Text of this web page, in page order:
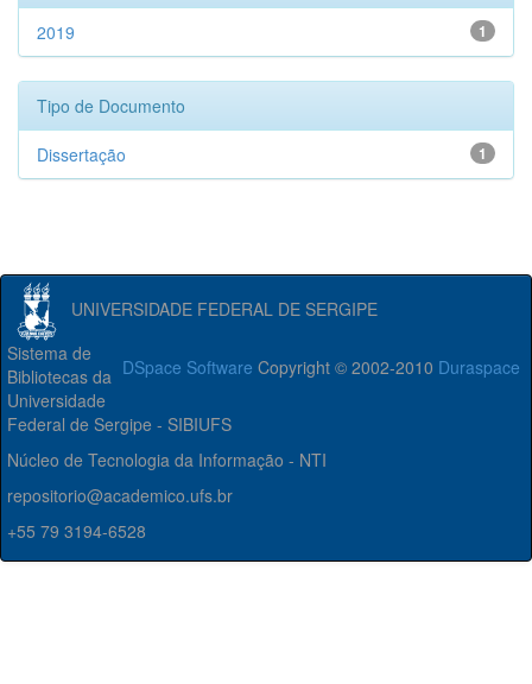
1
2019
Tipo de Documento
1
Dissertação
UNIVERSIDADE FEDERAL DE SERGIPE
DSpace Software Copyright © 2002-2010 Duraspace
Sistema de
Bibliotecas da
Universidade
Federal de Sergipe - SIBIUFS
Núcleo de Tecnologia da Informação - NTI
repositorio@academico.ufs.br
+55 79 3194-6528